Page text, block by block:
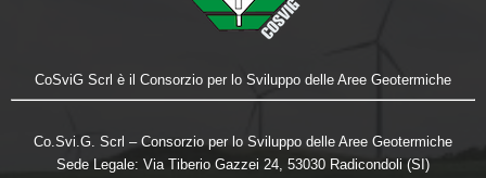
CoSviG Scrl è il Consorzio per lo Sviluppo delle Aree Geotermiche
Co.Svi.G. Scrl – Consorzio per lo Sviluppo delle Aree Geotermiche
Sede Legale: Via Tiberio Gazzei 24, 53030 Radicondoli (SI)